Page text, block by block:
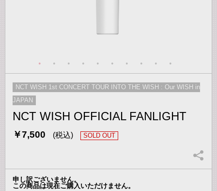
NCT WISH OFFICIAL FANLIGHT
￥7,500 (税込) SOLD OUT
NCT WISH 1st CONCERT TOUR INTO THE WISH : Our WISH in
JAPAN
申し訳ございません。
この商品は現在ご購入いただけません。